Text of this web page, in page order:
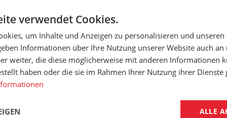
3
1250 x 2500 mm
0 °C/
3
Material: PU
Glatt
verwendet Cookies.
um Inhalte und Anzeigen zu personalisieren und
Informationen über Ihre Nutzung unserer Website auch an
weiter, die diese möglicherweise mit anderen Informationen
haben oder die sie im Rahmen Ihrer Nutzung ihrer Dienste
ALLE